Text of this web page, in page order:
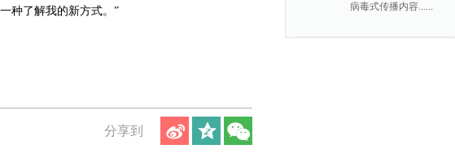
种了解我的新方式。”
分享到
病毒式传播内容......